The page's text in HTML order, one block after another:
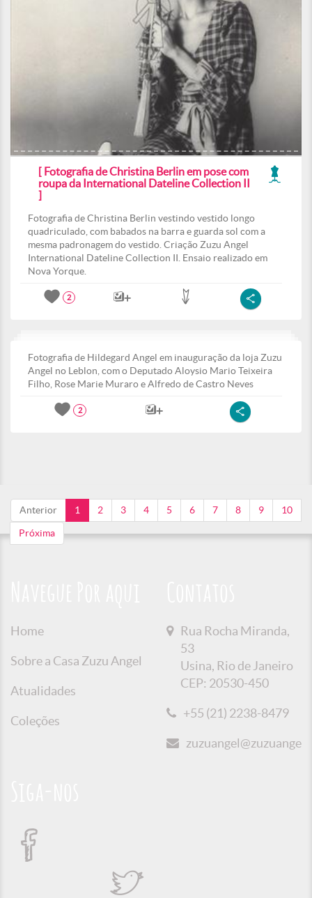
[ Fotografia de Christina Berlin em pose com
roupa da International Dateline Collection II
]
Fotografia de Christina Berlin vestindo vestido longo
quadriculado, com babados na barra e guarda sol com a
mesma padronagem do vestido. Criação Zuzu Angel
International Dateline Collection II. Ensaio realizado em
Nova Yorque.
2
Fotografia de Hildegard Angel em inauguração da loja Zuzu
Angel no Leblon, com o Deputado Aloysio Mario Teixeira
Filho, Rose Marie Muraro e Alfredo de Castro Neves
2
Anterior 1 2 3 4 5 6 7 8 9 10
Próxima
Home
Sobre a Casa Zuzu Angel
Atualidades
Coleções
Rua Rocha Miranda,
53
Usina, Rio de Janeiro
CEP: 20530-450
+55 (21) 2238-8479